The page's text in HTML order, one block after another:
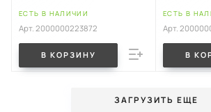
ЕСТЬ В НАЛИЧИИ
Арт. 2000000223872
В КОРЗИНУ
ЕСТЬ В
Арт.
В
ЗАГРУЗИТЬ ЕЩЕ